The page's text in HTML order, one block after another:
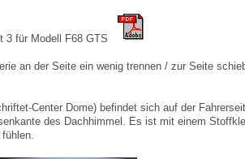
3 für Modell F68 GTS
an der Seite ein wenig trennen / zur Seite
Center Dome) befindet sich auf der
des Dachhimmel. Es ist mit einem